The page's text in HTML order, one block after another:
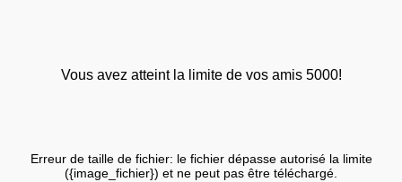
Vous avez atteint la limite de vos amis 5000!
Erreur de taille de fichier: le fichier dépasse autorisé la limite
({image_fichier}) et ne peut pas être téléchargé.